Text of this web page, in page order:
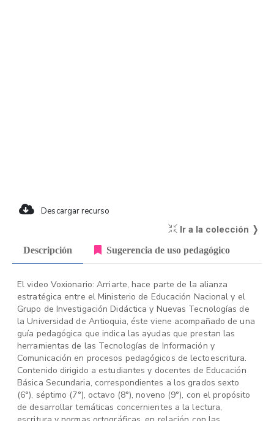
Descargar recurso
Ir a la colección ❭
Descripción Sugerencia de uso pedagógico
El video Voxionario: Arriarte, hace parte de la alianza
estratégica entre el Ministerio de Educación Nacional y el
Grupo de Investigación Didáctica y Nuevas Tecnologías de
la Universidad de Antioquia, éste viene acompañado de una
guía pedagógica que indica las ayudas que prestan las
herramientas de las Tecnologías de Información y
Comunicación en procesos pedagógicos de lectoescritura.
Contenido dirigido a estudiantes y docentes de Educación
Básica Secundaria, correspondientes a los grados sexto
(6°), séptimo (7°), octavo (8°), noveno (9°), con el propósito
de desarrollar temáticas concernientes a la lectura,